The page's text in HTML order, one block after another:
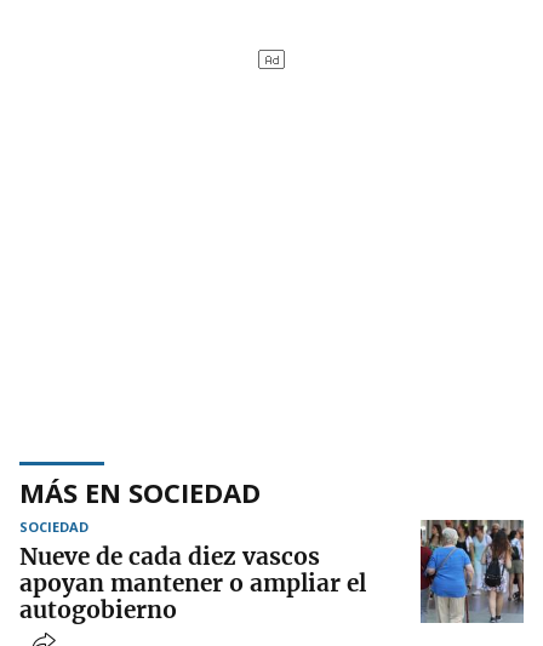
MÁS EN SOCIEDAD
SOCIEDAD
Nueve de cada diez vascos
apoyan mantener o ampliar el
autogobierno